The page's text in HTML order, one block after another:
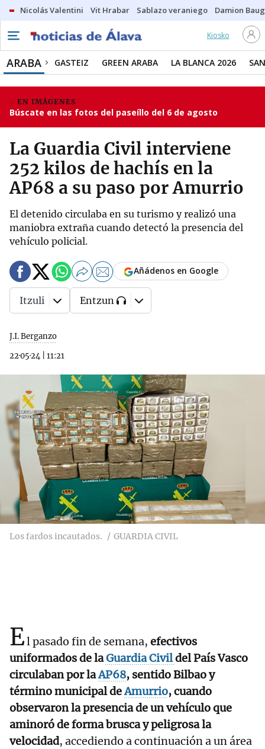
Nicolás Valentini Vit Hrabar Sablazo veraniego Damion
Kiosko
ARABA GASTEIZ GREEN ARABA LA BLANCA 2026
EN IMÁGENES
Búscate en las fotos del paseíllo del 6 de agosto
La Guardia Civil interviene
252 kilos de hachís en la
AP68 a su paso por Amurrio
El detenido circulaba en su turismo y realizó una
maniobra extraña cuando detectó la presencia del
vehículo policial.
J.I. Berganzo
22·05·24
11:21
Añádenos en Google
Itzuli Entzun
Los fardos incautados. GUARDIA CIVIL
El pasado fin de semana, efectivos
uniformados de laGuardia Civildel País Vasco
circulaban por laAP68, sentido Bilbao y
término municipal deAmurrio, cuando
observaron la presencia de un vehículo que
aminoró de forma brusca y peligrosa la
velocidad, accediendo a continuación a un área